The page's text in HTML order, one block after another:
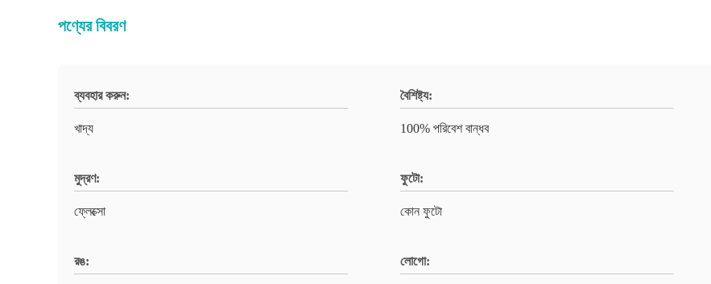
পণ্যের বিবরণ
ব্যবহার করুন:
খাদ্য
বৈশিষ্ট্য:
100% পরিবেশ বান্ধব
মুদ্রণ:
ফ্লেক্সো
ফুটো:
কোন ফুটো
রঙ: লোগো: